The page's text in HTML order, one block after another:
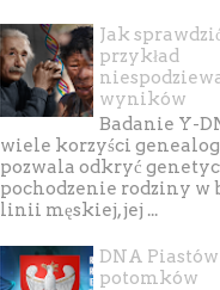
Jak
przykład
wyników
Badanie Y-
wiele korzyści
pozwala odkryć
pochodzenie rodziny w
linii męskiej, jej ...
DNA
potomków